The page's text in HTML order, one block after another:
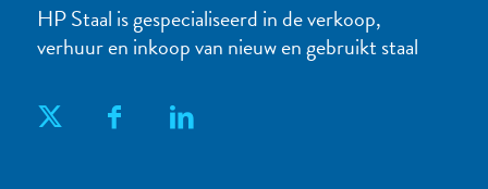
HP Staal is gespecialiseerd in de verkoop,
verhuur en inkoop van nieuw en gebruikt staal